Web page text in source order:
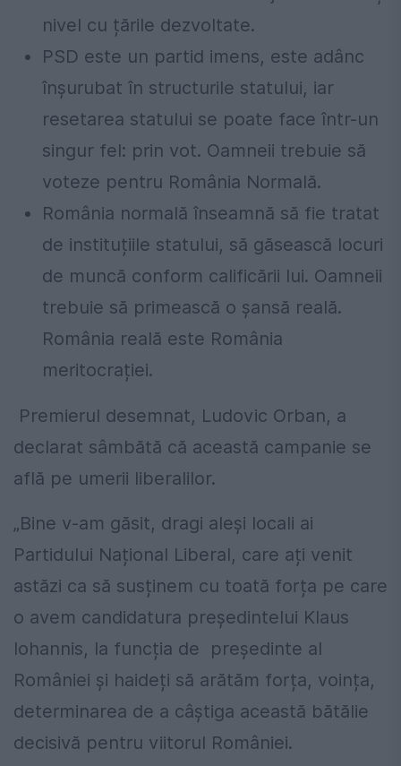
nivel cu țările dezvoltate.
PSD este un partid imens, este adânc
înșurubat în structurile statului, iar
resetarea statului se poate face într-un
singur fel: prin vot. Oamneii trebuie să
voteze pentru România Normală.
România normală înseamnă să fie tratat
de instituțiile statului, să găsească locuri
de muncă conform calificării lui. Oamneii
trebuie să primească o șansă reală.
România reală este România
meritocrației.
Premierul desemnat, Ludovic Orban, a
declarat sâmbătă că această campanie se
află pe umerii liberalilor.
„Bine v-am găsit, dragi aleși locali ai
Partidului Național Liberal, care ați venit
astăzi ca să susținem cu toată forța pe care
o avem candidatura președintelui Klaus
Iohannis, la funcția de președinte al
României și haideți să arătăm forța, voința,
determinarea de a câștiga această bătălie
decisivă pentru viitorul României.